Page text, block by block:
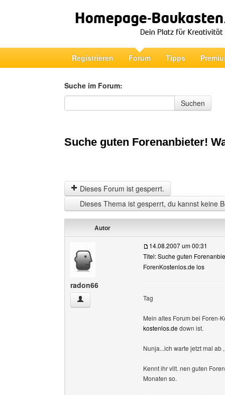
Registrieren Forum Tipps
Suche im Forum:
Suche im Forum
Suchen
Suche guten Forenanbieter!
Dieses Forum ist gesperrt.
Dieses Thema ist gesperrt, du kannst keine
Autor
radon66
radon66 Benutzer-Profile anzeigen
14.08.2007 um 00:31
Titel: Suche guten
ForenKostenlos.de los
Tag
Mein altes Forum bei Foren-
kostenlos.dedown ist.
Nunja...ich warte jetzt mal ab
Kennt ihr vllt. nen guten
Monaten so.